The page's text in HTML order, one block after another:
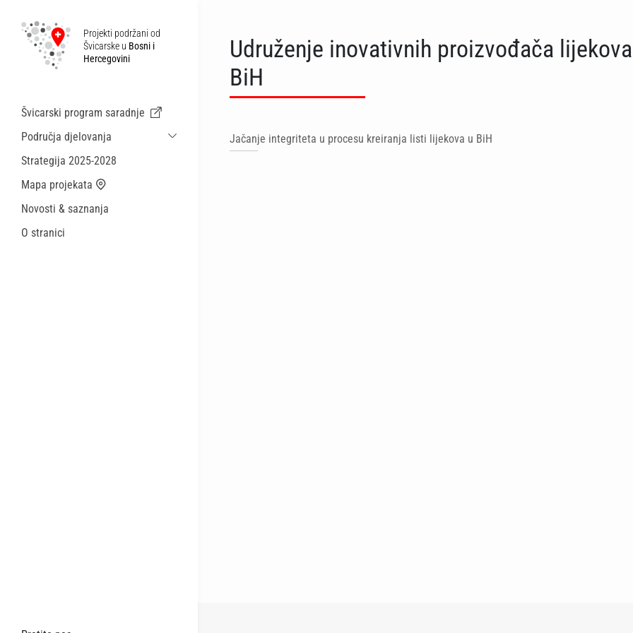
Projekti podržani od
Švicarske u Bosni i
Hercegovini
Švicarski program saradnje
Područja djelovanja
Održiva ekonomska saradnja i migracije
Strategija 2025-2028
Mapa projekata
Novosti & saznanja
O stranici
Udruženje inovativnih proizvođača
BiH
Jačanje integriteta u procesu kreiranja listi lijekova u BiH